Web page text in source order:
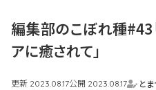
編集部のこぼれ種#43
アに癒されて」
更新 2023.08.17公開 2023.08.17
と